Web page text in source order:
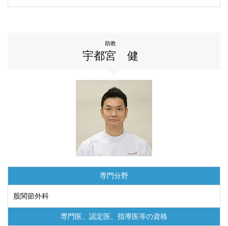
助教
宇都宮 健
専門分野
股関節外科
専門医、認定医、 指導医等の資格